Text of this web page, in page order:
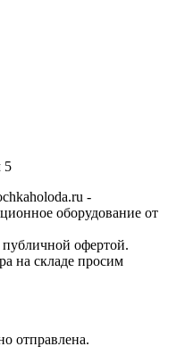
5
-
оборудование от
офертой.
на складе просим
отправлена.